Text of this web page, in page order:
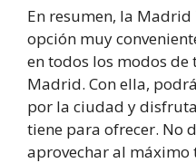
En resumen, la
opción muy
en todos los modos
Madrid. Con ella,
por la ciudad y
tiene para ofrecer. No
aprovechar al